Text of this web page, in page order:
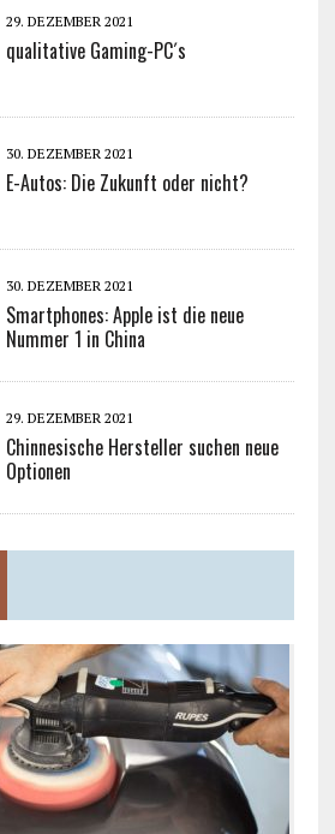
29. DEZEMBER 2021
qualitative Gaming-PC´s
30. DEZEMBER 2021
E-Autos: Die Zukunft oder nicht?
30. DEZEMBER 2021
Smartphones: Apple ist die neue
Nummer 1 in China
29. DEZEMBER 2021
Chinnesische Hersteller suchen neue
Optionen